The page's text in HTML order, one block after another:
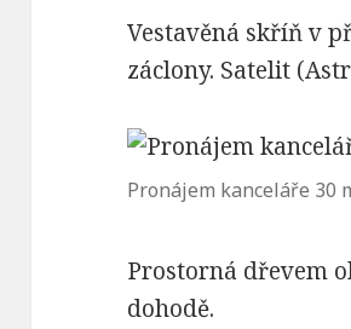
Vestavěná skříň v
záclony. Satelit
Pronájem kanceláře 30
Prostorná dřevem
dohodě.